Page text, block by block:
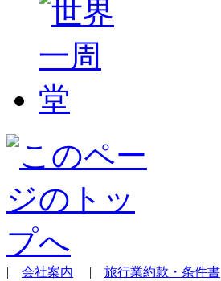
| 会社案内 | 旅行業約款・条件書